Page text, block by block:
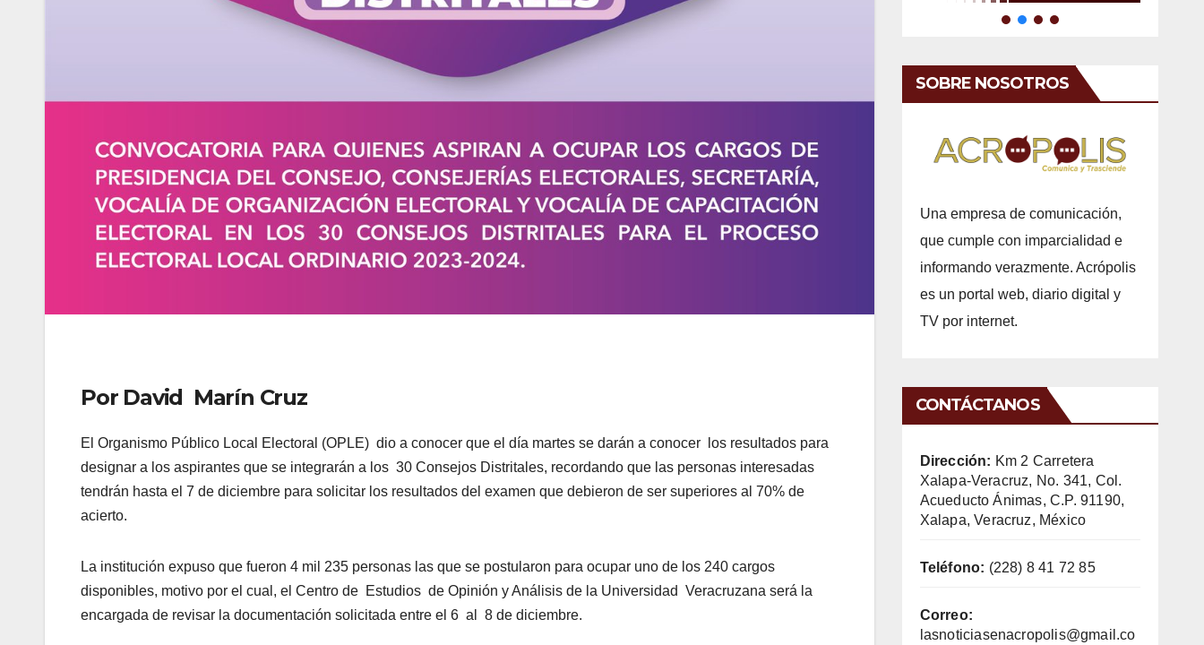
Por David Marín Cruz
El Organismo Público Local Electoral (OPLE) dio a conocer que el día martes se darán a conocer
los resultados para
designar a los aspirantes que se integrarán a los 30 Consejos Distritales, recordando que las personas interesadas
tendrán hasta el 7 de diciembre para solicitar los resultados del examen que debieron de ser superiores al 70% de
acierto.
La institución expuso que fueron 4 mil 235 personas las que se postularon para ocupar uno de los 240 cargos
disponibles, motivo por el cual, el Centro de Estudios de Opinión y Análisis de la Universidad Veracruzana será la
encargada de revisar la documentación solicitada entre el 6 al 8 de diciembre.
SOBRE NOSOTROS
Una empresa de comunicación,
que cumple con imparcialidad e
informando verazmente. Acrópolis
es un portal web, diario digital y
TV por internet.
CONTÁCTANOS
Dirección: Km 2 Carretera
Xalapa-Veracruz, No. 341, Col.
Acueducto Ánimas, C.P. 91190,
Xalapa, Veracruz, México
Teléfono: (228) 8 41 72 85
Correo:
lasnoticiasenacropolis@gmail.co